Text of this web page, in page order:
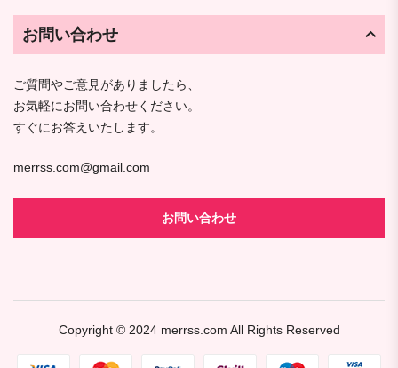
お問い合わせ
ご質問やご意見がありましたら、
お気軽にお問い合わせください。
すぐにお答えいたします。
merrss.com@gmail.com
お問い合わせ
Copyright © 2024 merrss.com All Rights Reserved